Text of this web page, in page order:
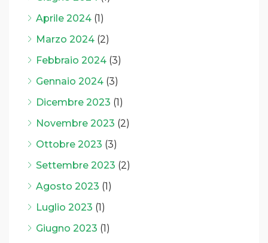
Aprile 2024 (1)
Marzo 2024 (2)
Febbraio 2024 (3)
Gennaio 2024 (3)
Dicembre 2023 (1)
Novembre 2023 (2)
Ottobre 2023 (3)
Settembre 2023 (2)
Agosto 2023 (1)
Luglio 2023 (1)
Giugno 2023 (1)